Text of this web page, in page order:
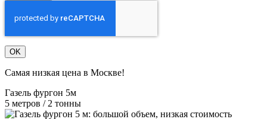
OK
Самая низкая цена в Москве!
Газель фургон 5м
5 метров / 2 тонны